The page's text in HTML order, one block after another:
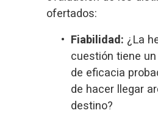
ofertados:
Fiabilidad: ¿La
cuestión tiene
de eficacia
de hacer llegar
destino?